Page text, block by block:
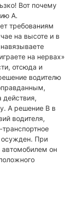
Вот почему
А.
требованиям
на высоте и в
на нервах»
отсюда и
водителю
действия,
А решение В в
водителя,
осужден. При
он